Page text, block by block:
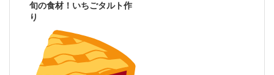
旬の食材！いちごタルト作
り